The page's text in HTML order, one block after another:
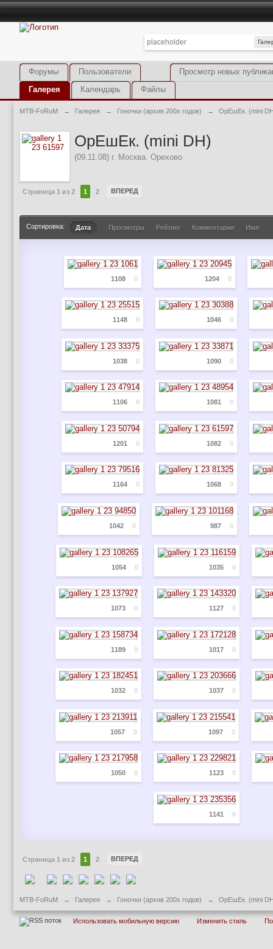
Просмотр новых
Форумы
Пользователи
Галерея
Календарь Файлы
MTB-FoRuM → Галерея → Гоночки (архив 200х годов) → ОрЕшЕк. (mini
ОрЕшЕк. (mini DH)
(09.11.08) г. Москва. Орехово
Страница 1 из 2 1 2 ВПЕРЕД
Сортировка: Дата Просмотры Рейтинг Комментарии Имя
1108 0 1204 0
1148 0 1046 0
1038 0 1090 0
1106 0 1081 0
1201 0 1082 0
1164 0 1068 0
1042 0 987 0
1054 0 1035 0
1073 0 1127 0
1189 0 1017 0
1032 0 1037 0
1057 0 1097 0
1050 0 1123 0
1141 0
Страница 1 из 2 1 2 ВПЕРЕД
MTB-FoRuM → Галерея → Гоночки (архив 200х годов) → ОрЕшЕк. (mini
Использовать мобильную версию Изменить стиль